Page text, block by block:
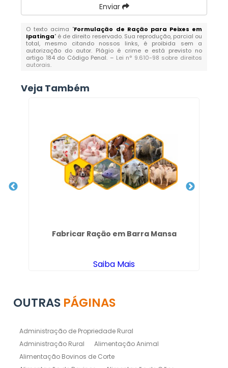
Enviar
O texto acima "Formulação de Ração para Peixes em
Ipatinga" é de direito reservado. Sua reprodução, parcial ou
total, mesmo citando nossos links, é proibida sem a
autorização do autor. Plágio é crime e está previsto no
artigo 184 do Código Penal. – Lei n° 9.610-98 sobre direitos
autorais.
Veja Também
Fabricar Ração em Barra Mansa
Saiba Mais
OUTRAS PÁGINAS
Administração de Propriedade Rural
Administração Rural
Alimentação Animal
Alimentação Bovinos de Corte